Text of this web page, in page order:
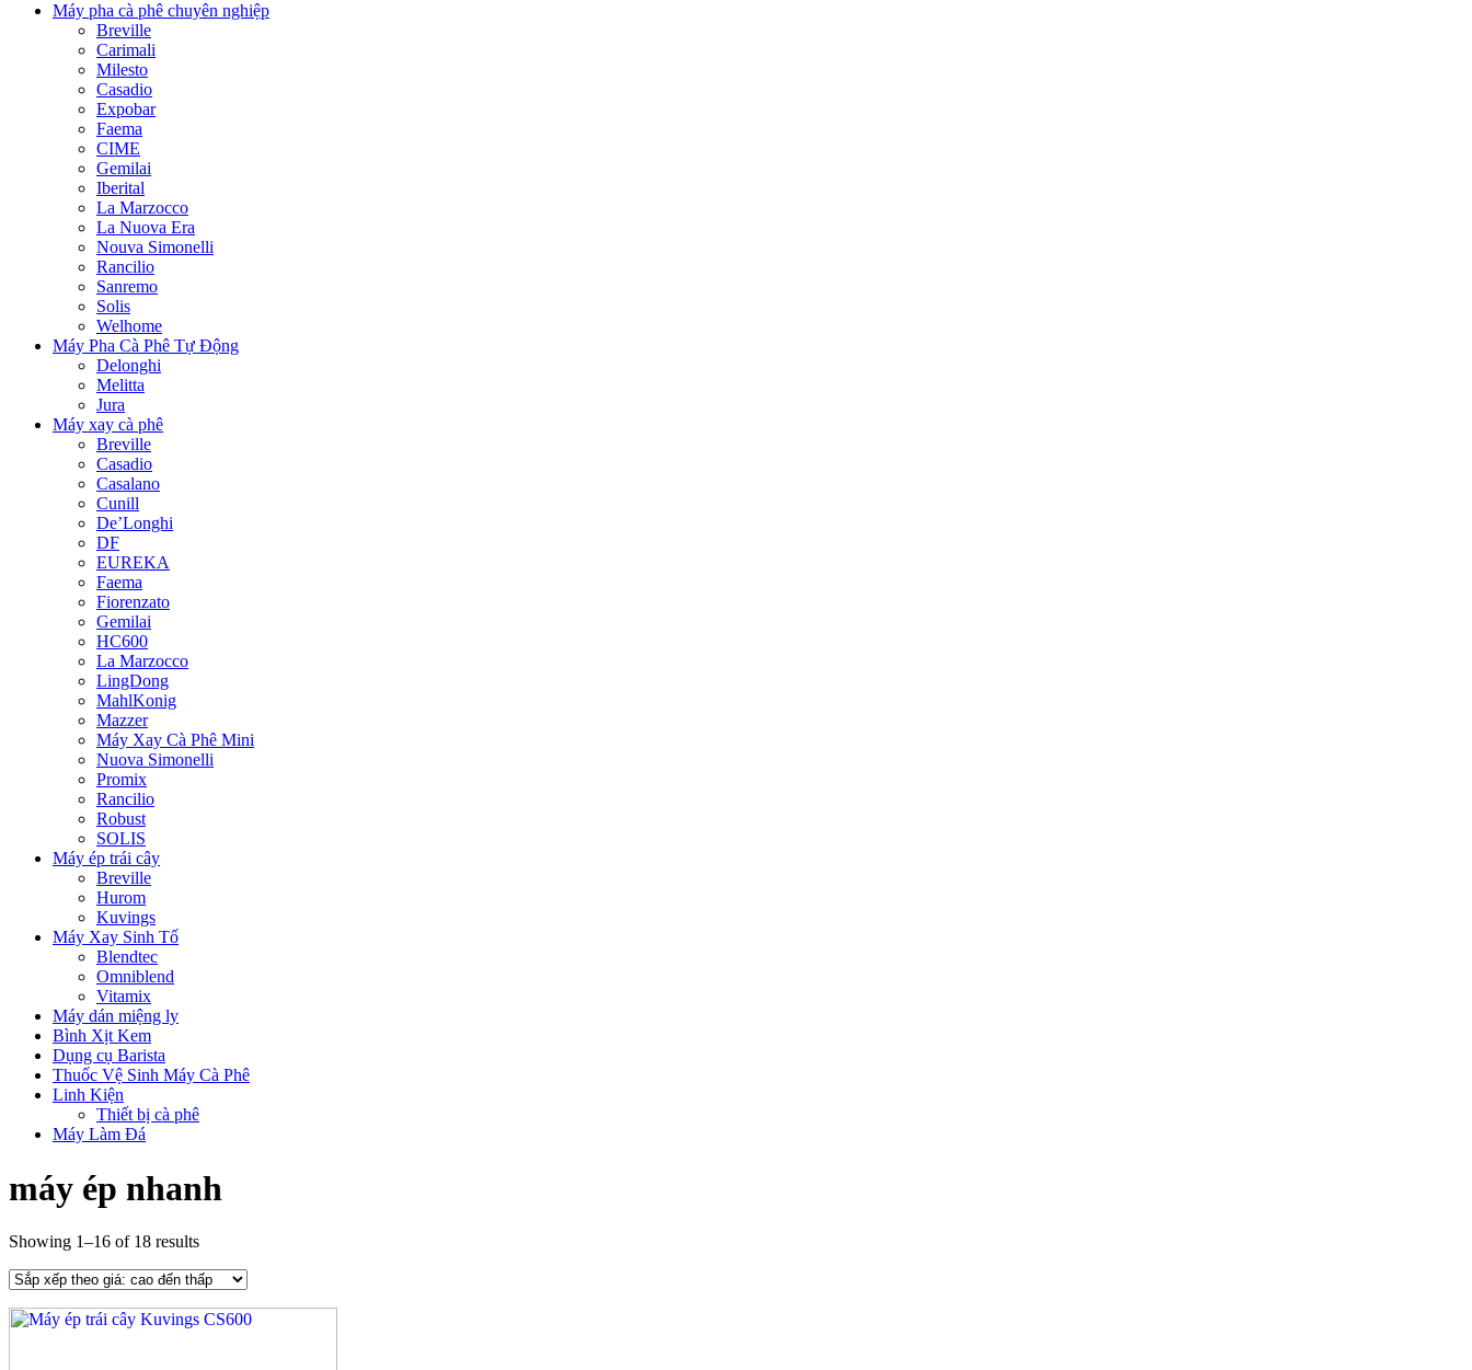
Máy pha cà phê chuyên nghiệp
Breville
Carimali
Milesto
Casadio
Expobar
Faema
CIME
Gemilai
Iberital
La Marzocco
La Nuova Era
Nouva Simonelli
Rancilio
Sanremo
Solis
Welhome
Máy Pha Cà Phê Tự Động
Delonghi
Melitta
Jura
Máy xay cà phê
Breville
Casadio
Casalano
Cunill
De’Longhi
DF
EUREKA
Faema
Fiorenzato
Gemilai
HC600
La Marzocco
LingDong
MahlKonig
Mazzer
Máy Xay Cà Phê Mini
Nuova Simonelli
Promix
Rancilio
Robust
SOLIS
Máy ép trái cây
Breville
Hurom
Kuvings
Máy Xay Sinh Tố
Blendtec
Omniblend
Vitamix
Máy dán miệng ly
Bình Xịt Kem
Dụng cụ Barista
Thuốc Vệ Sinh Máy Cà Phê
Linh Kiện
Thiết bị cà phê
Máy Làm Đá
máy ép nhanh
Showing 1–16 of 18 results